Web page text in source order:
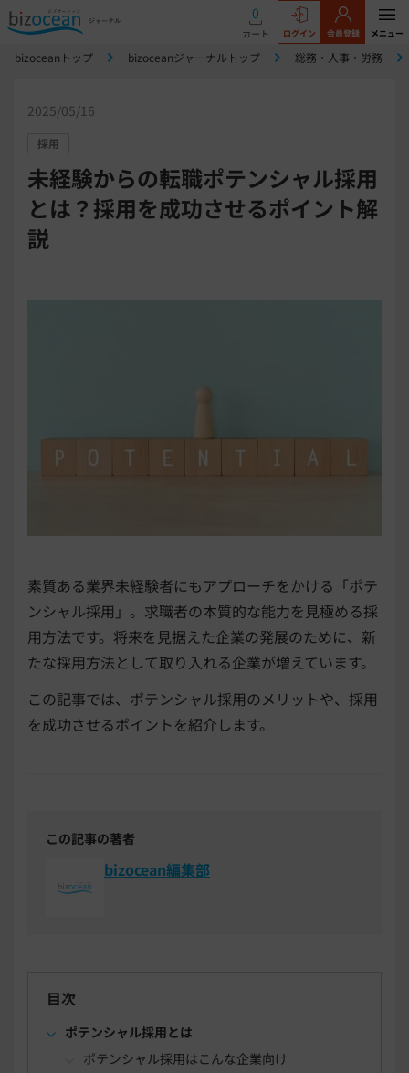
0
カート ログイン 会員登録 メニュー
bizoceanトップ bizoceanジャーナルトップ 総務・人事・労務
2025/05/16
採用
未経験からの転職ポテンシャル採用
とは？採用を成功させるポイント解
説
素質ある業界未経験者にもアプローチをかける「ポテ
ンシャル採用」。求職者の本質的な能力を見極める採
用方法です。将来を見据えた企業の発展のために、新
たな採用方法として取り入れる企業が増えています。
この記事では、ポテンシャル採用のメリットや、採用
を成功させるポイントを紹介します。
この記事の著者
bizocean編集部
目次
ポテンシャル採用とは
ポテンシャル採用はこんな企業向け